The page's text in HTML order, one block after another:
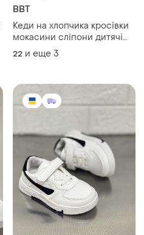
BBT
Кеди на хлопчика кросівки
мокасини сліпони дитячі
кросівки дитячі кеди сірі
кеди
22 и еще 3